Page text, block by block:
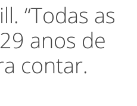
“Todas as
anos de
contar.